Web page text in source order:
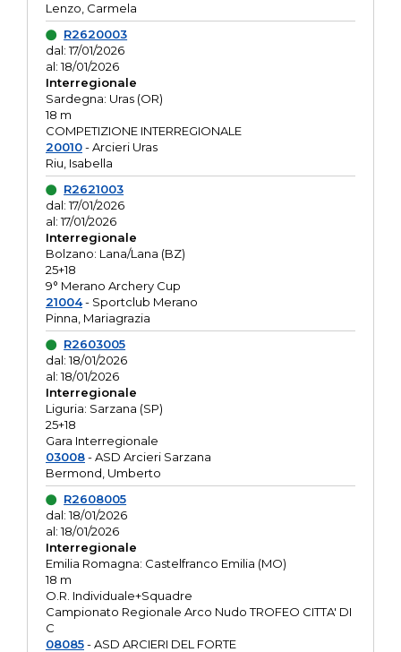
Lenzo, Carmela
R2620003
dal: 17/01/2026
al: 18/01/2026
Interregionale
Sardegna: Uras (OR)
18 m
COMPETIZIONE INTERREGIONALE
20010- Arcieri Uras
Riu, Isabella
R2621003
dal: 17/01/2026
al: 17/01/2026
Interregionale
Bolzano: Lana/Lana (BZ)
25+18
9° Merano Archery Cup
21004- Sportclub Merano
Pinna, Mariagrazia
R2603005
dal: 18/01/2026
al: 18/01/2026
Interregionale
Liguria: Sarzana (SP)
25+18
Gara Interregionale
03008- ASD Arcieri Sarzana
Bermond, Umberto
R2608005
dal: 18/01/2026
al: 18/01/2026
Interregionale
Emilia Romagna: Castelfranco Emilia (MO)
18 m
O.R. Individuale+Squadre
Campionato Regionale Arco Nudo TROFEO CITTA' DI
C
08085- ASD ARCIERI DEL FORTE